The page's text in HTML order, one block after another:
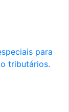
para
tributários.